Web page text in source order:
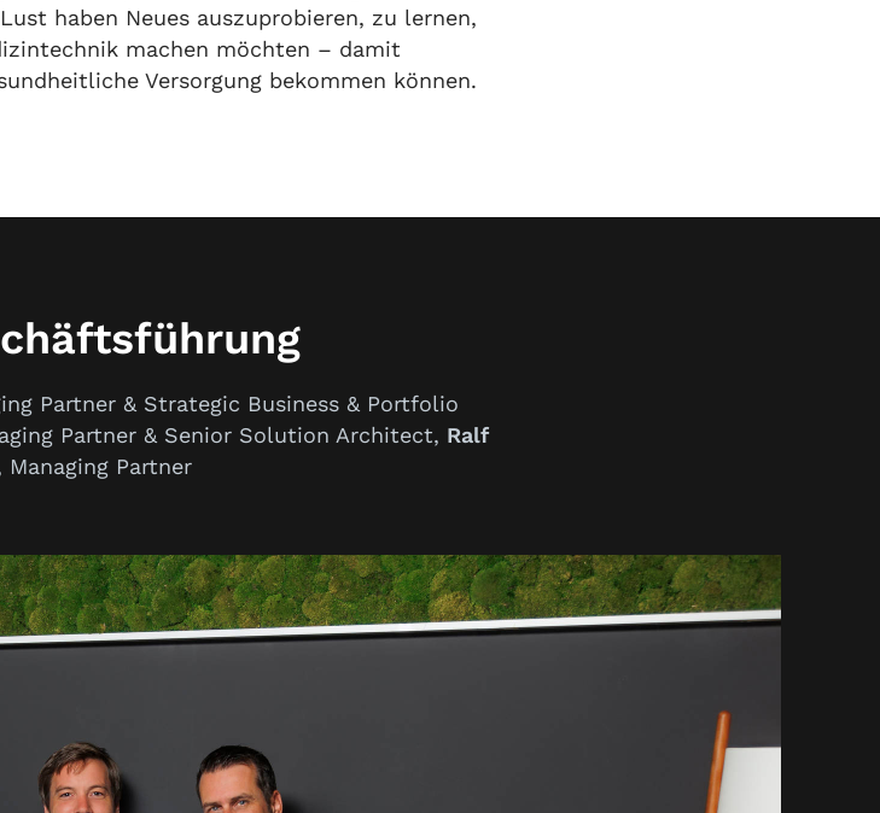
haben Neues auszuprobieren, zu lernen,
machen möchten – damit
Versorgung bekommen können.
Partner & Strategic Business & Portfolio
Partner & Senior Solution Architect, Ralf
Managing Partner